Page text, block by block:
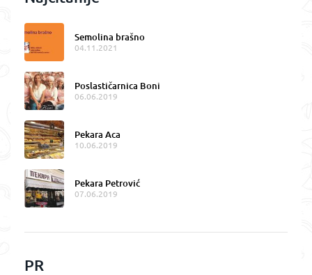
Semolina brašno
04.11.2021
Poslastičarnica Boni
06.06.2019
Pekara Aca
10.06.2019
Pekara Petrović
07.06.2019
PR